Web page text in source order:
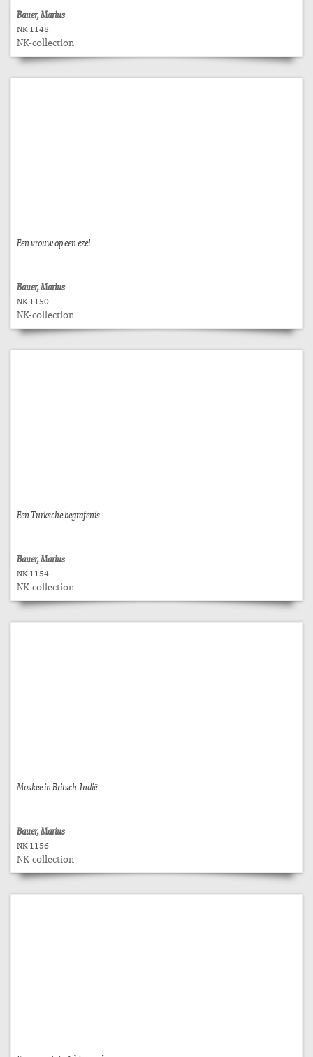
Bauer, Marius
NK 1148
NK-collection
Een vrouw op een ezel
Bauer, Marius
NK 1150
NK-collection
Een Turksche begrafenis
Bauer, Marius
NK 1154
NK-collection
Moskee in Britsch-Indië
Bauer, Marius
NK 1156
NK-collection